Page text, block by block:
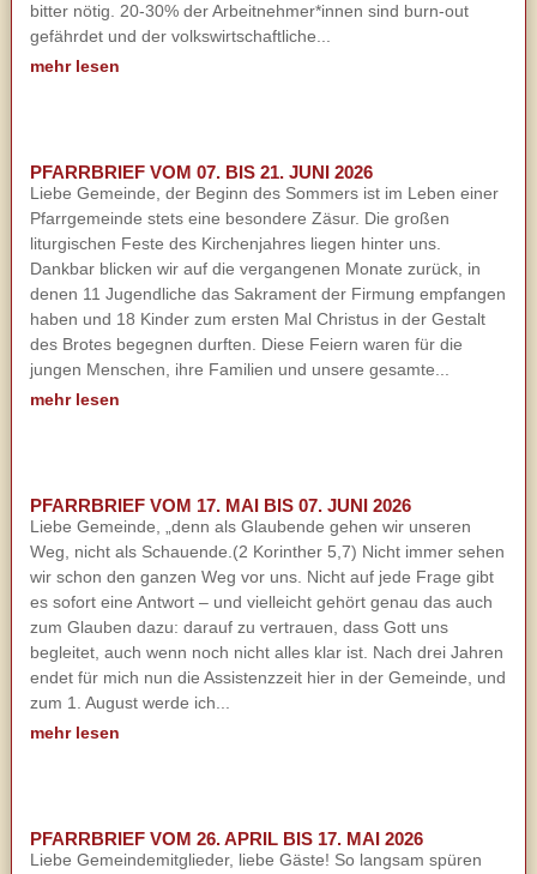
bitter nötig. 20-30% der Arbeitnehmer*innen sind burn-out
gefährdet und der volkswirtschaftliche...
mehr lesen
PFARRBRIEF VOM 07. BIS 21. JUNI 2026
Liebe Gemeinde, der Beginn des Sommers ist im Leben einer
Pfarrgemeinde stets eine besondere Zäsur. Die großen
liturgischen Feste des Kirchenjahres liegen hinter uns.
Dankbar blicken wir auf die vergangenen Monate zurück, in
denen 11 Jugendliche das Sakrament der Firmung empfangen
haben und 18 Kinder zum ersten Mal Christus in der Gestalt
des Brotes begegnen durften. Diese Feiern waren für die
jungen Menschen, ihre Familien und unsere gesamte...
mehr lesen
PFARRBRIEF VOM 17. MAI BIS 07. JUNI 2026
Liebe Gemeinde, „denn als Glaubende gehen wir unseren
Weg, nicht als Schauende.(2 Korinther 5,7) Nicht immer sehen
wir schon den ganzen Weg vor uns. Nicht auf jede Frage gibt
es sofort eine Antwort – und vielleicht gehört genau das auch
zum Glauben dazu: darauf zu vertrauen, dass Gott uns
begleitet, auch wenn noch nicht alles klar ist. Nach drei Jahren
endet für mich nun die Assistenzzeit hier in der Gemeinde, und
zum 1. August werde ich...
mehr lesen
PFARRBRIEF VOM 26. APRIL BIS 17. MAI 2026
Liebe Gemeindemitglieder, liebe Gäste! So langsam spüren